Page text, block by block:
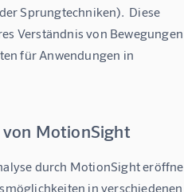
Sprungtechniken).  Diese
Verständnis von
für Anwendungen in
MotionSight
durch MotionSight
in